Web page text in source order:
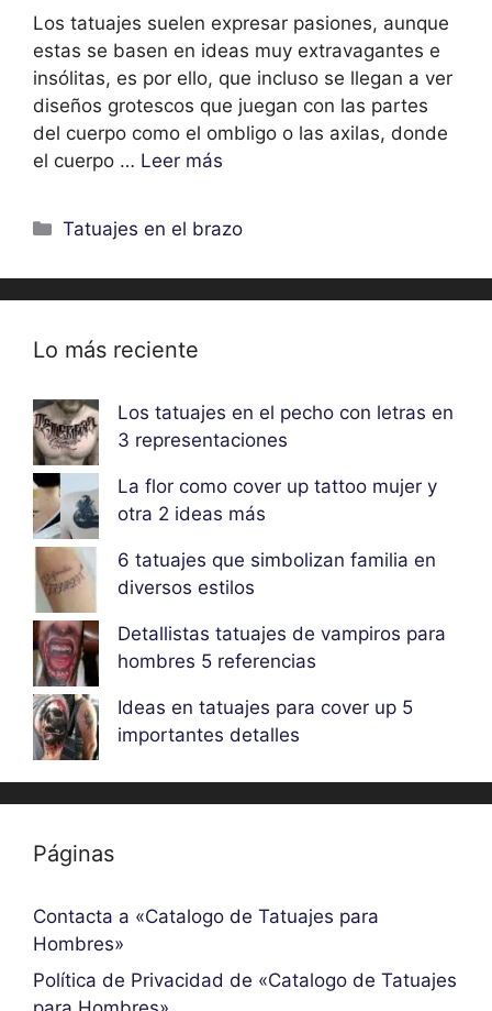
Los tatuajes suelen expresar pasiones, aunque
estas se basen en ideas muy extravagantes e
insólitas, es por ello, que incluso se llegan a ver
diseños grotescos que juegan con las partes
del cuerpo como el ombligo o las axilas, donde
el cuerpo … Leer más
Categorías
Tatuajes en el brazo
Lo más reciente
Los tatuajes en el pecho con letras en
3 representaciones
La flor como cover up tattoo mujer y
otra 2 ideas más
6 tatuajes que simbolizan familia en
diversos estilos
Detallistas tatuajes de vampiros para
hombres 5 referencias
Ideas en tatuajes para cover up 5
importantes detalles
Páginas
Contacta a «Catalogo de Tatuajes para
Hombres»
Política de Privacidad de «Catalogo de Tatuajes